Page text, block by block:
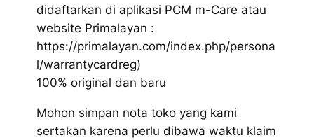
didaftarkan di aplikasi PCM m-Care atau
website Primalayan :
https://primalayan.com/index.php/persona
l/warrantycardreg)
100% original dan baru
Mohon simpan nota toko yang kami
sertakan karena perlu dibawa waktu klaim